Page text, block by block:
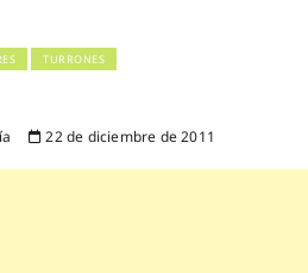
TURRONES
22 de diciembre de 2011